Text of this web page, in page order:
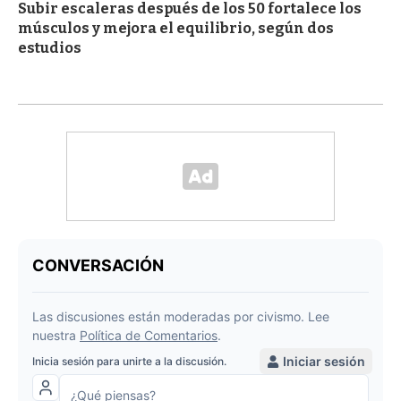
Subir escaleras después de los 50 fortalece los
músculos y mejora el equilibrio, según dos
estudios